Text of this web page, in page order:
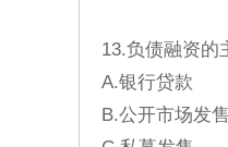
13.负债融资的
A.银行贷款
B.公开市场发售